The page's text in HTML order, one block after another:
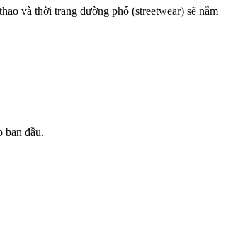
và thời trang đường phố (streetwear) sẽ nằm
ban đầu.